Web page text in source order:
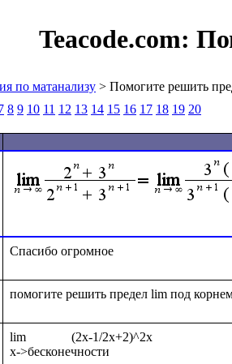
Teacode.com:
по матанализу > Помогите решить
8 9 10 11 12 13 14 15 16 17 18 19 20
lim              (2x-1/2x+2)^2x